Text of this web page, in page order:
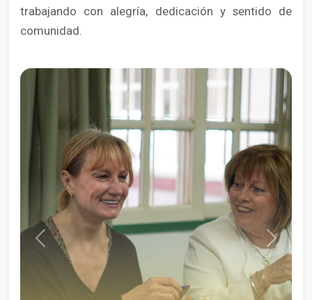
trabajando con alegría, dedicación y sentido de
comunidad.
Anterior